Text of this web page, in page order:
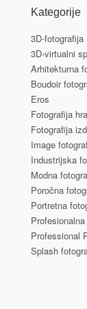
Kategorije
3D-fotografija
3D-virtualni
Arhitekturna
Boudoir
Eros
Fotografija
Fotografija
Image
Industrijska
Modna
Poročna
Portretna
Professional
Splash